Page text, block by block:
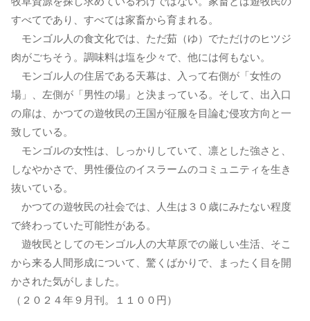
すべてであり、すべては家畜から育まれる。
モンゴル人の食文化では、ただ茹（ゆ）でただけのヒツジ
肉がごちそう。調味料は塩を少々で、他には何もない。
モンゴル人の住居である天幕は、入って右側が「女性の
場」、左側が「男性の場」と決まっている。そして、出入口
の扉は、かつての遊牧民の王国が征服を目論む侵攻方向と一
致している。
モンゴルの女性は、しっかりしていて、凛とした強さと、
しなやかさで、男性優位のイスラームのコミュニティを生き
抜いている。
かつての遊牧民の社会では、人生は３０歳にみたない程度
で終わっていた可能性がある。
遊牧民としてのモンゴル人の大草原での厳しい生活、そこ
から来る人間形成について、驚くばかりで、まったく目を開
かされた気がしました。
（２０２４年９月刊。１１００円）